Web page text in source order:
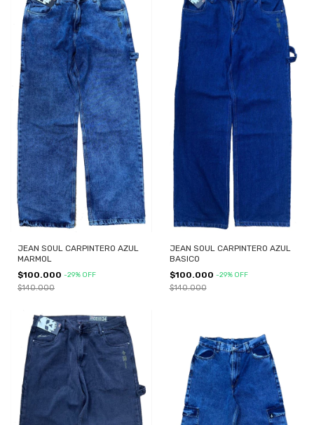
JEAN SOUL CARPINTERO AZUL
MARMOL
$100.000 -29% OFF
$140.000
JEAN SOUL CARPINTERO AZUL
BASICO
$100.000 -29% OFF
$140.000